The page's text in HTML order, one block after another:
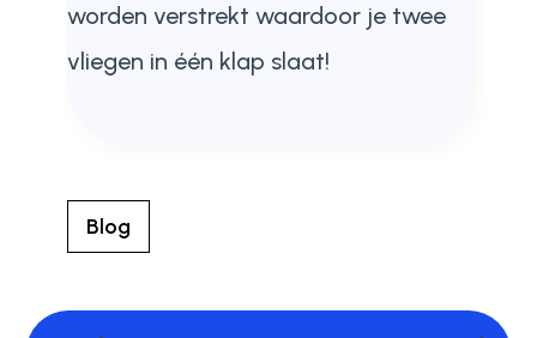
worden verstrekt waardoor je twee
vliegen in één klap slaat!
Blog